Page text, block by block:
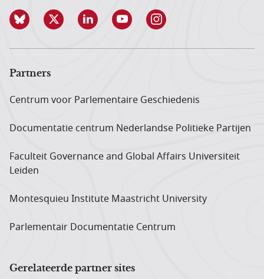
Partners
Centrum voor Parlementaire Geschiedenis
Documentatie centrum Neder­landse Politieke Partijen
Faculteit Governance and Global Affairs Universiteit
Leiden
Montesquieu Institute Maastricht University
Parlementair Documentatie Centrum
Gerelateerde partner sites